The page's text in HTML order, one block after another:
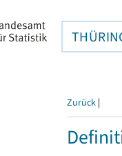
Zurück |